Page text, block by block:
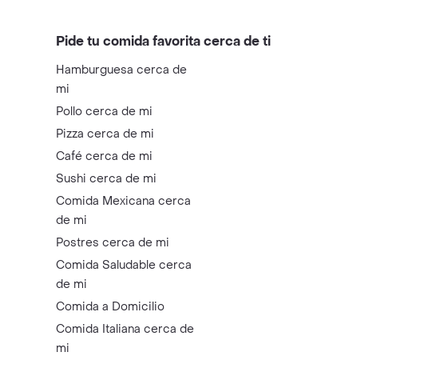
Pide tu comida favorita cerca de ti
Hamburguesa cerca de
mi
Pollo cerca de mi
Pizza cerca de mi
Café cerca de mi
Sushi cerca de mi
Comida Mexicana cerca
de mi
Postres cerca de mi
Comida Saludable cerca
de mi
Comida a Domicilio
Comida Italiana cerca de
mi